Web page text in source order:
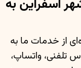
اسفراین به
از خدمات ما به
تلفنی، واتساپ،